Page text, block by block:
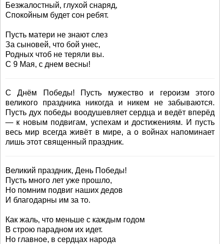
Безжалостный, глухой снаряд,
Спокойным будет сон ребят.
Пусть матери не знают слез
За сыновей, что бой унес,
Родных чтоб не теряли вы.
С 9 Мая, с днем весны!
С Днём Победы! Пусть мужество и героизм этого
великого праздника никогда и никем не забываются.
Пусть дух победы воодушевляет сердца и ведёт вперёд
— к новым подвигам, успехам и достижениям. И пусть
весь мир всегда живёт в мире, а о войнах напоминает
лишь этот священный праздник.
Великий праздник, День Победы!
Пусть много лет уже прошло,
Но помним подвиг наших дедов
И благодарны им за то.
Как жаль, что меньше с каждым годом
В строю парадном их идет.
Но главное, в сердцах народа